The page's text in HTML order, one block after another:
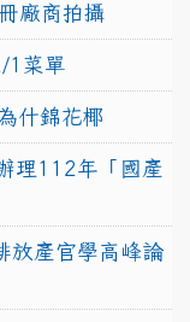
廠商拍攝
1菜單
什錦花椰
理112年「國產
放產官學高峰論